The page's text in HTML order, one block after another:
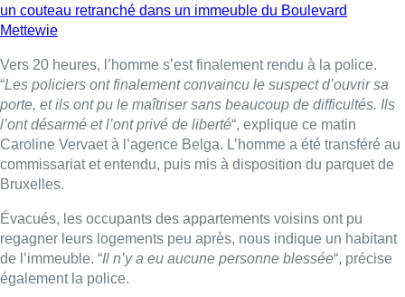
un couteau retranché dans un immeuble du Boulevard
Mettewie
Vers 20 heures, l’homme s’est finalement rendu à la police.
“Les policiers ont finalement convaincu le suspect d’ouvrir sa
porte, et ils ont pu le maîtriser sans beaucoup de difficultés. Ils
l’ont désarmé et l’ont privé de liberté“, explique ce matin
Caroline Vervaet à l’agence Belga. L’homme a été transféré au
commissariat et entendu, puis mis à disposition du parquet de
Bruxelles.
Évacués, les occupants des appartements voisins ont pu
regagner leurs logements peu après, nous indique un habitant
de l’immeuble. “Il n’y a eu aucune personne blessée“, précise
également la police.